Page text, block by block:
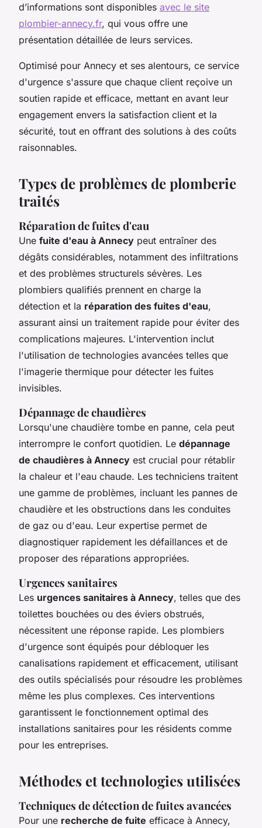
d’informations sont disponibles avec le site
plombier-annecy.fr, qui vous offre une
présentation détaillée de leurs services.
Optimisé pour Annecy et ses alentours, ce service
d'urgence s'assure que chaque client reçoive un
soutien rapide et efficace, mettant en avant leur
engagement envers la satisfaction client et la
sécurité, tout en offrant des solutions à des coûts
raisonnables.
Types de problèmes de plomberie
traités
Réparation de fuites d'eau
Une fuite d'eau à Annecy peut entraîner des
dégâts considérables, notamment des infiltrations
et des problèmes structurels sévères. Les
plombiers qualifiés prennent en charge la
détection et la réparation des fuites d'eau,
assurant ainsi un traitement rapide pour éviter des
complications majeures. L'intervention inclut
l'utilisation de technologies avancées telles que
l'imagerie thermique pour détecter les fuites
invisibles.
Dépannage de chaudières
Lorsqu'une chaudière tombe en panne, cela peut
interrompre le confort quotidien. Le dépannage
de chaudières à Annecy est crucial pour rétablir
la chaleur et l'eau chaude. Les techniciens traitent
une gamme de problèmes, incluant les pannes de
chaudière et les obstructions dans les conduites
de gaz ou d'eau. Leur expertise permet de
diagnostiquer rapidement les défaillances et de
proposer des réparations appropriées.
Urgences sanitaires
Les urgences sanitaires à Annecy, telles que des
toilettes bouchées ou des éviers obstrués,
nécessitent une réponse rapide. Les plombiers
d'urgence sont équipés pour débloquer les
canalisations rapidement et efficacement, utilisant
des outils spécialisés pour résoudre les problèmes
même les plus complexes. Ces interventions
garantissent le fonctionnement optimal des
installations sanitaires pour les résidents comme
pour les entreprises.
Méthodes et technologies utilisées
Techniques de détection de fuites avancées
Pour une recherche de fuite efficace à Annecy,